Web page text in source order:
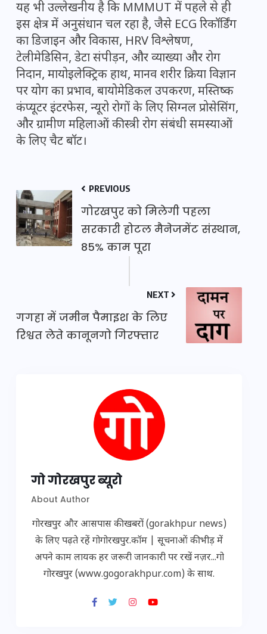
यह भी उल्लेखनीय है कि MMMUT में पहले से ही
इस क्षेत्र में अनुसंधान चल रहा है, जैसे ECG रिकॉर्डिंग
का डिजाइन और विकास, HRV विश्लेषण,
टेलीमेडिसिन, डेटा संपीड़न, और व्याख्या और रोग
निदान, मायोइलेक्ट्रिक हाथ, मानव शरीर क्रिया विज्ञान
पर योग का प्रभाव, बायोमेडिकल उपकरण, मस्तिष्क
कंप्यूटर इंटरफेस, न्यूरो रोगों के लिए सिग्नल प्रोसेसिंग,
और ग्रामीण महिलाओं की स्त्री रोग संबंधी समस्याओं
के लिए चैट बॉट।
PREVIOUS
गोरखपुर को मिलेगी पहला
सरकारी होटल मैनेजमेंट संस्थान,
85% काम पूरा
NEXT
गगहा में जमीन पैमाइश के लिए
रिश्वत लेते कानूनगो गिरफ्तार
गो गोरखपुर ब्यूरो
About Author
गोरखपुर और आसपास की खबरों (gorakhpur news)
के लिए पढ़ते रहें गोगोरखपुर.कॉम | सूचनाओं की भीड़ में
अपने काम लायक हर जरूरी जानकारी पर रखें नज़र...गो
गोरखपुर (www.gogorakhpur.com) के साथ.